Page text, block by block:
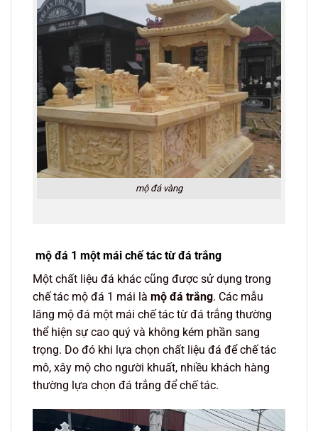
mộ đá vàng
mộ đá 1 một mái chế tác từ đá trắng
Một chất liệu đá khác cũng được sử dụng trong
chế tác mộ đá 1 mái là mộ đá trắng. Các mẫu
lăng mộ đá một mái chế tác từ đá trắng thường
thể hiện sự cao quý và không kém phần sang
trọng. Do đó khi lựa chọn chất liệu đá để chế tác
mô, xây mộ cho người khuất, nhiều khách hàng
thường lựa chọn đá trắng để chế tác.